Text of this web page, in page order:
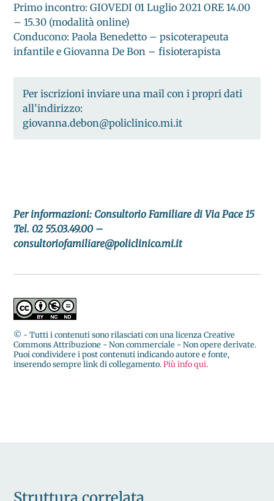
Primo incontro: GIOVEDI 01 Luglio 2021 ORE 14.00
– 15.30 (modalità online)
Conducono: Paola Benedetto – psicoterapeuta
infantile e Giovanna De Bon – fisioterapista
Per iscrizioni inviare una mail con i propri dati
all’indirizzo:
giovanna.debon@policlinico.mi.it
Per informazioni: Consultorio Familiare di Via Pace 15
Tel. 02 55.03.49.00 –
consultoriofamiliare@policlinico.mi.it
© - Tutti i contenuti sono rilasciati con una licenza Creative
Commons Attribuzione - Non commerciale - Non opere derivate.
Puoi condividere i post contenuti indicando autore e fonte,
inserendo sempre link di collegamento.Più info qui.